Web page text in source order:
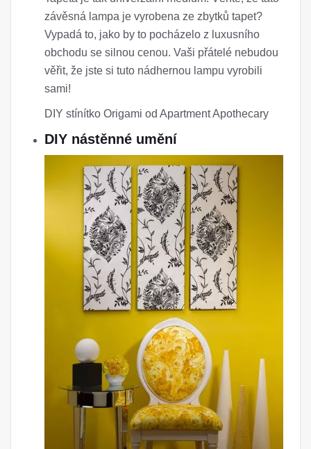
závěsná lampa je vyrobena ze zbytků tapet?
Vypadá to, jako by to pocházelo z luxusního
obchodu se silnou cenou. Vaši přátelé nebudou
věřit, že jste si tuto nádhernou lampu vyrobili
sami!
DIY stínítko Origami od Apartment Apothecary
DIY nástěnné umění